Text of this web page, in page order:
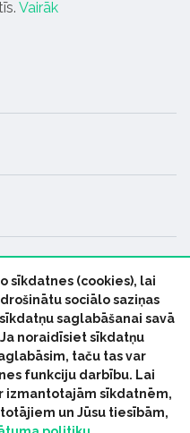
Vairāk
tiesības paturētas
sīkdatnes (cookies), lai
sociālo saziņas
saglabāšanai savā
noraidīsiet sīkdatņu
taču tas var
funkciju darbību. Lai
izmantotajām sīkdatnēm,
un Jūsu tiesībām,